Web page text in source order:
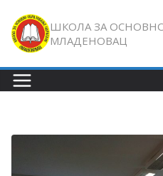
content
ШКОЛА ЗА
МЛАДЕНОВАЦ